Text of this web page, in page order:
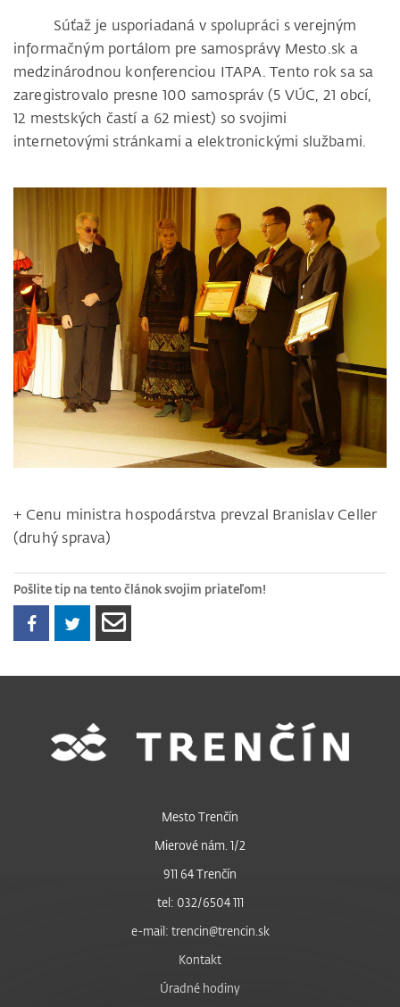
Súťaž je usporiadaná v spolupráci s verejným
informačným portálom pre samosprávy Mesto.sk a
medzinárodnou konferenciou ITAPA. Tento rok sa sa
zaregistrovalo presne 100 samospráv (5 VÚC, 21 obcí,
12 mestských častí a 62 miest) so svojimi
internetovými stránkami a elektronickými službami.
+ Cenu ministra hospodárstva prevzal Branislav Celler
(druhý sprava)
Pošlite tip na tento článok svojim priateľom!
Mesto Trenčín
Mierové nám. 1/2
911 64 Trenčín
tel: 032/6504 111
e-mail: trencin@trencin.sk
Kontakt
Úradné hodiny